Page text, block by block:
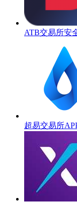
ATB交易所安
超易交易所